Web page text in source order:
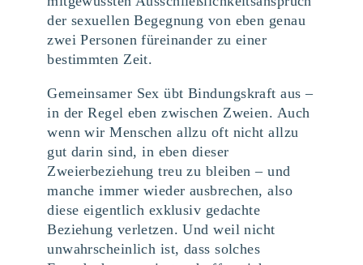
der sexuellen Begegnung von eben genau
zwei Personen füreinander zu einer
bestimmten Zeit.
Gemeinsamer Sex übt Bindungskraft aus –
in der Regel eben zwischen Zweien. Auch
wenn wir Menschen allzu oft nicht allzu
gut darin sind, in eben dieser
Zweierbeziehung treu zu bleiben – und
manche immer wieder ausbrechen, also
diese eigentlich exklusiv gedachte
Beziehung verletzen. Und weil nicht
unwahrscheinlich ist, dass solches